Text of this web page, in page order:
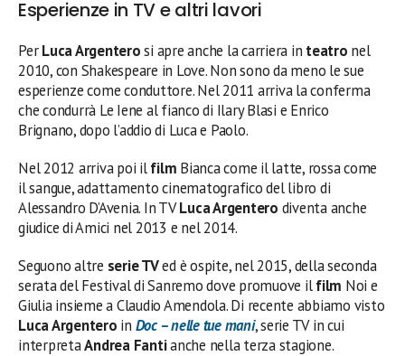
Esperienze in TV e altri lavori
PerLuca Argenterosi apre anche la carriera in teatro nel
2010, con Shakespeare in Love. Non sono da meno le sue
esperienze come conduttore. Nel 2011 arriva la conferma
che condurrà Le Iene al fianco di Ilary Blasi e Enrico
Brignano, dopo l’addio di Luca e Paolo.
Nel 2012 arriva poi ilfilm Bianca come il latte, rossa come
il sangue, adattamento cinematografico del libro di
Alessandro D’Avenia. In TVLuca Argentero diventa anche
giudice di Amici nel 2013 e nel 2014.
Seguono altre serie TVed è ospite, nel 2015, della seconda
serata del Festival di Sanremo dove promuove ilfilm Noi e
Giulia insieme a Claudio Amendola. Di recente abbiamo visto
Luca Argentero in Doc – nelle tue mani, serie TV in cui
interpretaAndrea Fantianche nella terza stagione.